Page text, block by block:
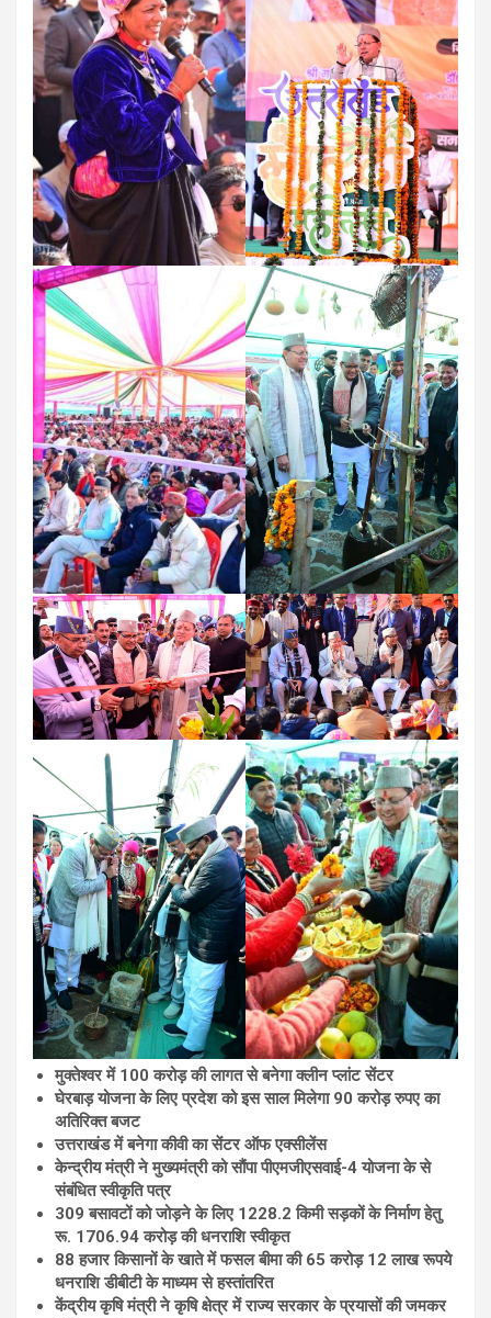
मुक्तेश्वर में 100 करोड़ की लागत से बनेगा क्लीन प्लांट सेंटर
घेरबाड़ योजना के लिए प्रदेश को इस साल मिलेगा 90 करोड़ रुपए का
अतिरिक्त बजट
उत्तराखंड में बनेगा कीवी का सेंटर ऑफ एक्सीलेंस
केन्द्रीय मंत्री ने मुख्यमंत्री को सौंपा पीएमजीएसवाई-4 योजना के से
संबंधित स्वीकृति पत्र
309 बसावटों को जोड़ने के लिए 1228.2 किमी सड़कों के निर्माण हेतु
रू. 1706.94 करोड़ की धनराशि स्वीकृत
88 हजार किसानों के खाते में फसल बीमा की 65 करोड़ 12 लाख रूपये
धनराशि डीबीटी के माध्यम से हस्तांतरित
केंद्रीय कृषि मंत्री ने कृषि क्षेत्र में राज्य सरकार के प्रयासों की जमकर